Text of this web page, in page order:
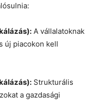
A vállalatoknak
új piacokon kell
Strukturális
a gazdasági